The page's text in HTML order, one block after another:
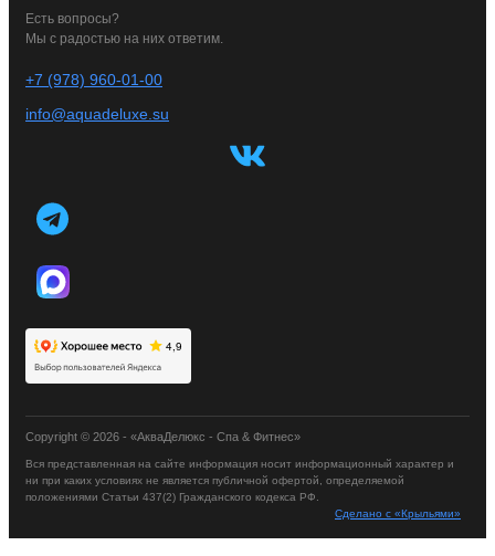
Есть вопросы?
Мы с радостью на них ответим.
+7 (978) 960-01-00
info@aquadeluxe.su
Copyright © 2026 - «АкваДелюкс - Спа & Фитнес»
Вся представленная на сайте информация носит информационный характер и
ни при каких условиях не является публичной офертой, определяемой
положениями Статьи 437(2) Гражданского кодекса РФ.
Сделано с «Крыльями»